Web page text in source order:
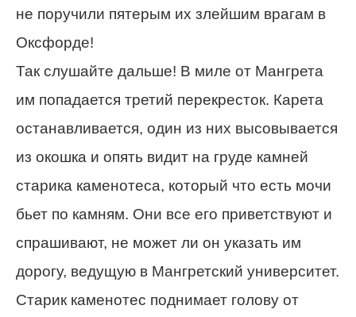
не поручили пятерым их злейшим врагам в
Оксфорде!
Так слушайте дальше! В миле от Мангрета
им попадается третий перекресток. Карета
останавливается, один из них высовывается
из окошка и опять видит на груде камней
старика каменотеса, который что есть мочи
бьет по камням. Они все его приветствуют и
спрашивают, не может ли он указать им
дорогу, ведущую в Мангретский университет.
Старик каменотес поднимает голову от